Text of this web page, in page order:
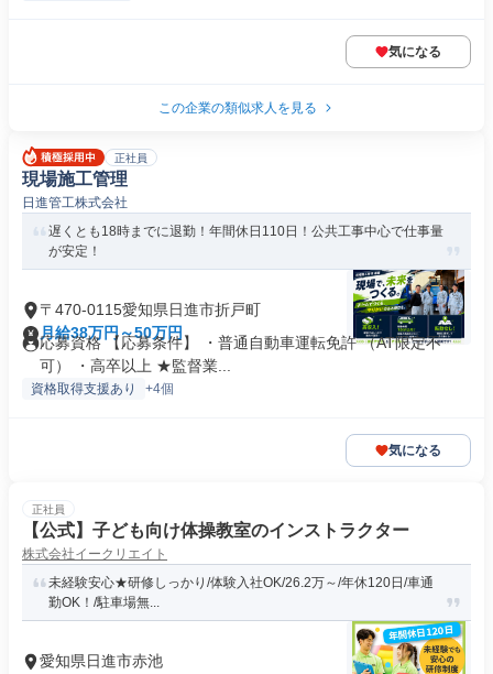
気になる
この企業の類似求人を見る
正社員
現場施工管理
日進管工株式会社
遅くとも18時までに退勤！年間休日110日！公共工事中心で仕事量
が安定！
〒470-0115愛知県日進市折戸町
月給38万円～50万円
応募資格 【応募条件】 ・普通自動車運転免許 （AT限定不
可） ・高卒以上 ★監督業...
資格取得支援あり +4個
気になる
正社員
【公式】子ども向け体操教室のインストラクター
株式会社イークリエイト
未経験安心★研修しっかり/体験入社OK/26.2万～/年休120日/車通
勤OK！/駐車場無...
愛知県日進市赤池